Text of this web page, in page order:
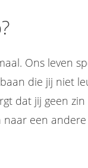
Ons leven
die jij niet
dat jij geen zin
naar een andere